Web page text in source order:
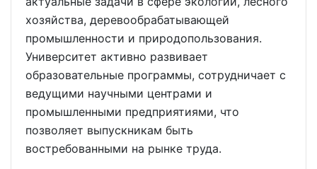
хозяйства, деревообрабатывающей
промышленности и природопользования.
Университет активно развивает
образовательные программы, сотрудничает с
ведущими научными центрами и
промышленными предприятиями, что
позволяет выпускникам быть
востребованными на рынке труда.